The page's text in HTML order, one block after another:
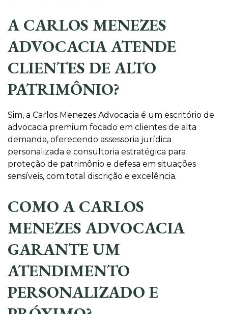
A CARLOS MENEZES
ADVOCACIA ATENDE
CLIENTES DE ALTO
PATRIMÔNIO?
Sim, a Carlos Menezes Advocacia é um escritório de
advocacia premium focado em clientes de alta
demanda, oferecendo assessoria jurídica
personalizada e consultoria estratégica para
proteção de patrimônio e defesa em situações
sensíveis, com total discrição e excelência.
COMO A CARLOS
MENEZES ADVOCACIA
GARANTE UM
ATENDIMENTO
PERSONALIZADO E